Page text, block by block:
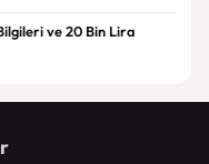
ve 20 Bin Lira